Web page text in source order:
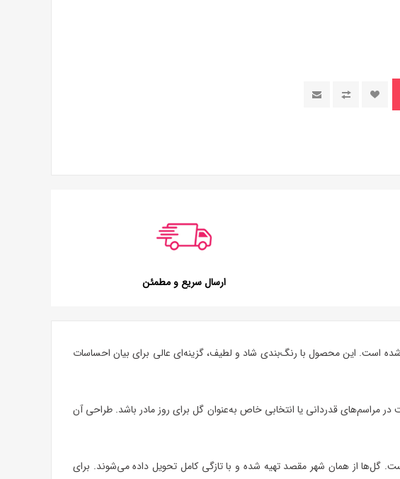
ارسال سریع و مطمئن
یک سبد گرد چیده شده است. این محصول با رنگ‌بندی شاد و لطیف، گزینه‌ای عالی برای بیان احساسات
در مراسم‌های قدردانی یا انتخابی خاص به‌عنوان گل برای روز مادر باشد. طراحی آن
گل‌ها از همان شهر مقصد تهیه شده و با تازگی کامل تحویل داده می‌شوند. برای